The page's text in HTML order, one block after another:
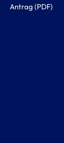
Antrag (PDF)